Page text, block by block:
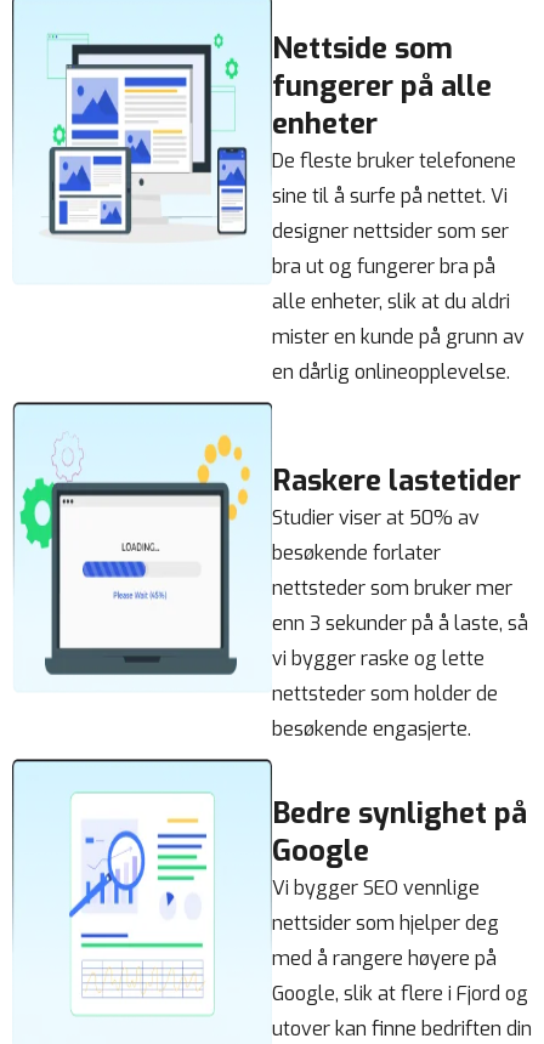
Nettside som
fungerer på alle
enheter
De fleste bruker telefonene
sine til å surfe på nettet. Vi
designer nettsider som ser
bra ut og fungerer bra på
alle enheter, slik at du aldri
mister en kunde på grunn av
en dårlig onlineopplevelse.
Raskere lastetider
Studier viser at 50% av
besøkende forlater
nettsteder som bruker mer
enn 3 sekunder på å laste, så
vi bygger raske og lette
nettsteder som holder de
besøkende engasjerte.
Bedre synlighet på
Google
Vi bygger SEO vennlige
nettsider som hjelper deg
med å rangere høyere på
Google, slik at flere i Fjord og
utover kan finne bedriften din